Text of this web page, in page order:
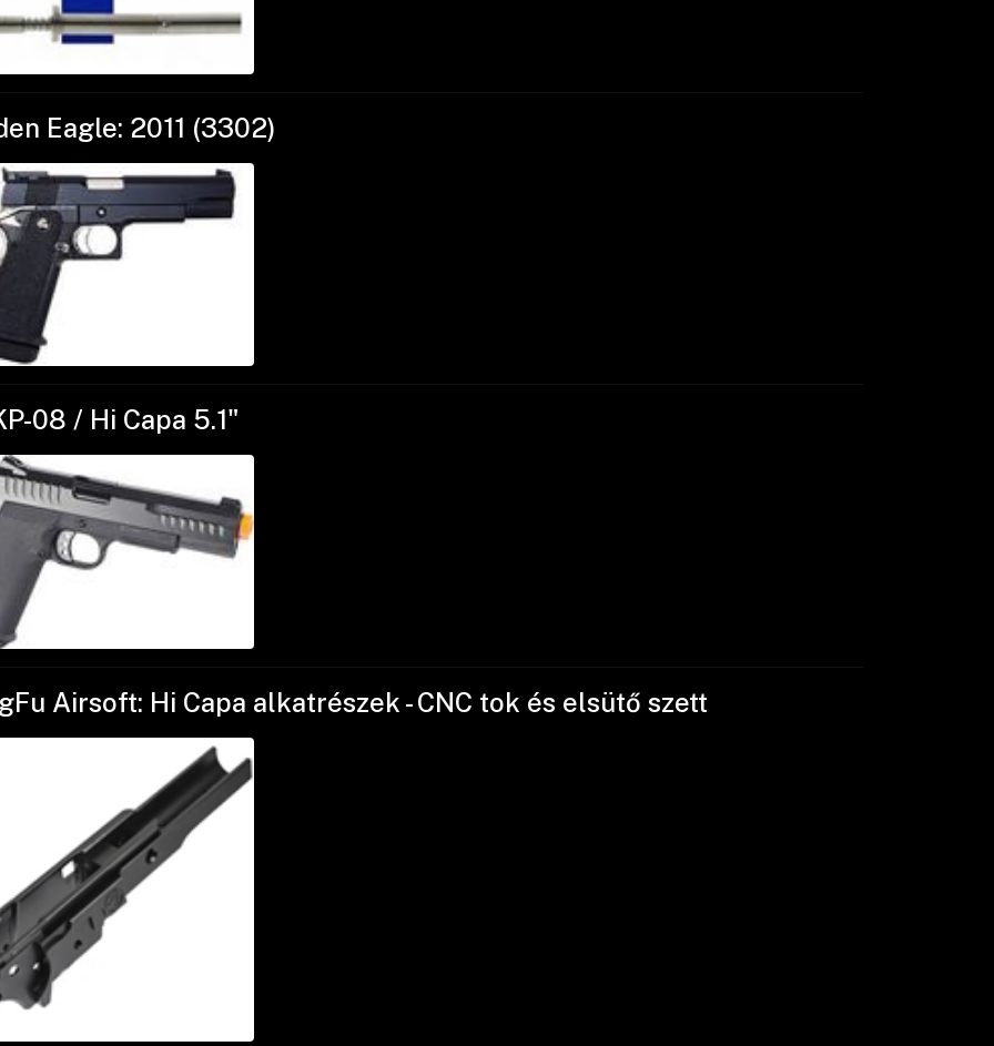
Eagle: 2011 (3302)
08 / Hi Capa 5.1"
Airsoft: Hi Capa alkatrészek - CNC tok és elsütő szett